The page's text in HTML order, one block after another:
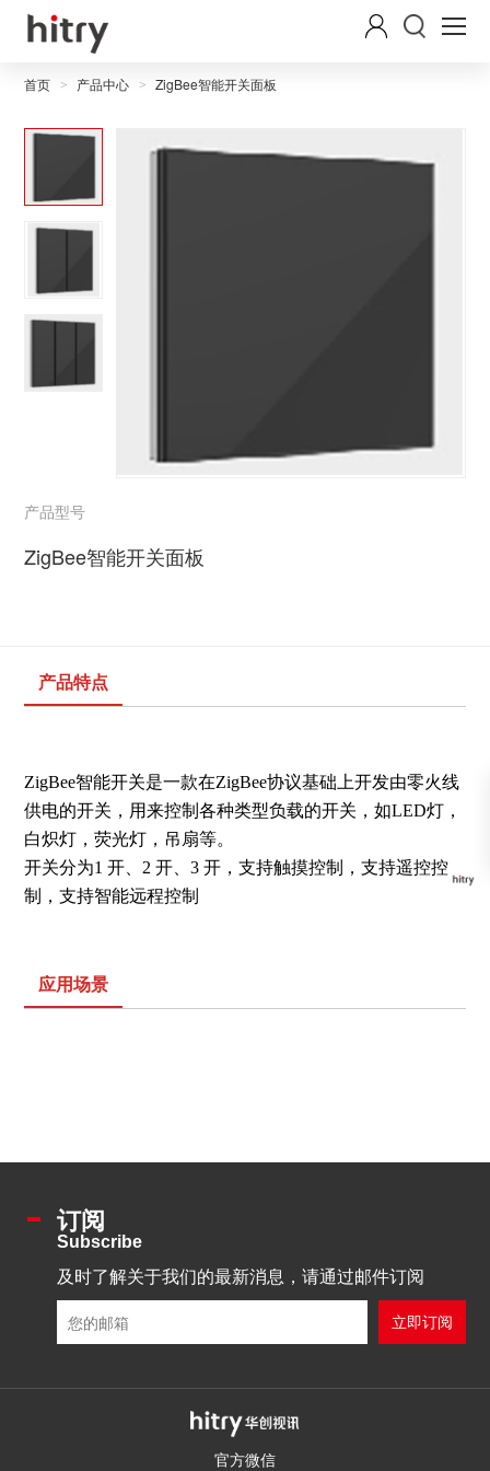
首页 > 产品中心 > ZigBee智能开关面板
产品型号
ZigBee智能开关面板
产品特点
ZigBee智能开关是一款在ZigBee协议基础上开发由零火线
供电的开关，用来控制各种类型负载的开关，如LED灯，
白炽灯，荧光灯，吊扇等。
开关分为1 开、2 开、3 开，支持触摸控制，支持遥控控
制，支持智能远程控制
应用场景
订阅
Subscribe
及时了解关于我们的最新消息，请通过邮件订阅
官方微信